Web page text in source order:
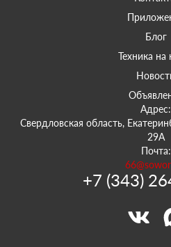
Блог
Техника на
Адрес:
Свердловская область,
29А
Почта:
+7 (343)